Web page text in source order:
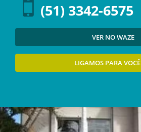
(51) 3342-6575
VER NO WAZE
LIGAMOS PARA VOCÊ